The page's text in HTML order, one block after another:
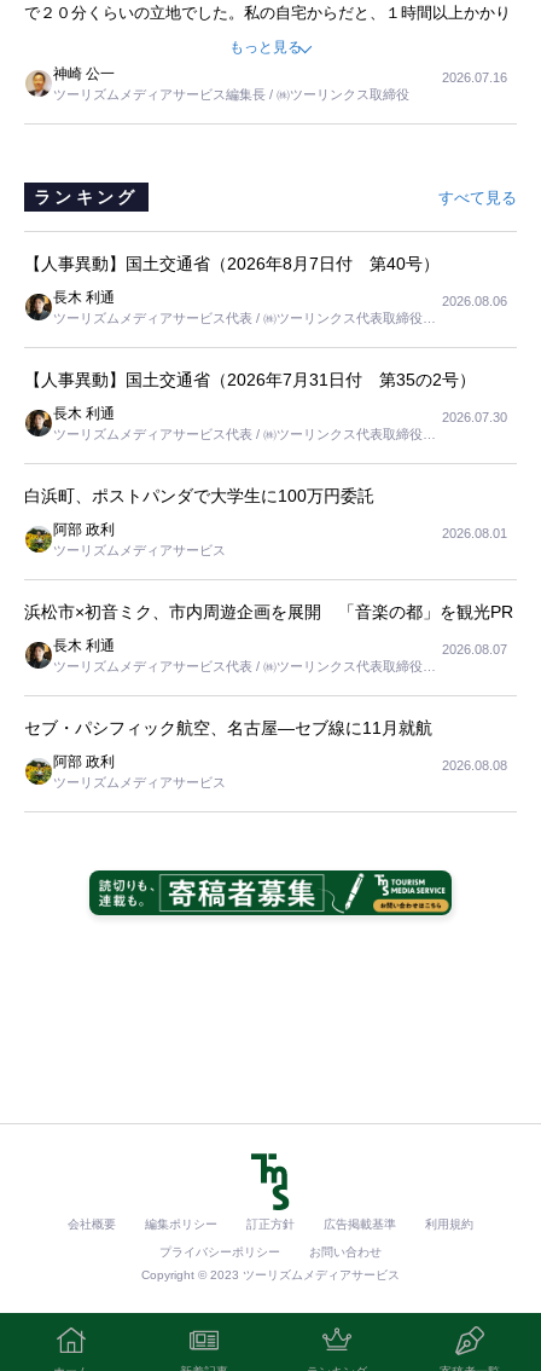
で２０分くらいの立地でした。私の自宅からだと、１時間以上かかり
ました。母の住まいから近いという理由で、その施設を選択したので
すが、私と妹にとっては、半日仕事ででした。シニアの住まい選び
は、当人だけではなく、世話をする家族の足の便も考えない外池ない
と思いました。
もっと見る
神崎 公一
ツーリズムメディアサービス編集長 / ㈱ツーリンクス取締役
2026.07.16
ランキング すべて見る
【人事異動】国土交通省（2026年8月7日付 第40号）
長木 利通
ツーリズムメディアサービス代表 / ㈱ツーリンクス代表取締役社
2026.08.06
【人事異動】国土交通省（2026年7月31日付 第35の2号）
長木 利通
ツーリズムメディアサービス代表 / ㈱ツーリンクス代表取締役社
2026.07.30
白浜町、ポストパンダで大学生に100万円委託
阿部 政利
ツーリズムメディアサービス
2026.08.01
浜松市×初音ミク、市内周遊企画を展開 「音楽の都」を観光PR
長木 利通
ツーリズムメディアサービス代表 / ㈱ツーリンクス代表取締役社
2026.08.07
セブ・パシフィック航空、名古屋―セブ線に11月就航
阿部 政利
ツーリズムメディアサービス
2026.08.08
会社概要 編集ポリシー 訂正方針 広告掲載基準 利用規約
プライバシーポリシー
お問い合わせ
Copyright © 2023 ツーリズムメディアサービス